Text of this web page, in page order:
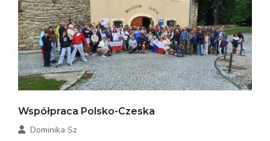
Współpraca Polsko-Czeska
Dominika Sz